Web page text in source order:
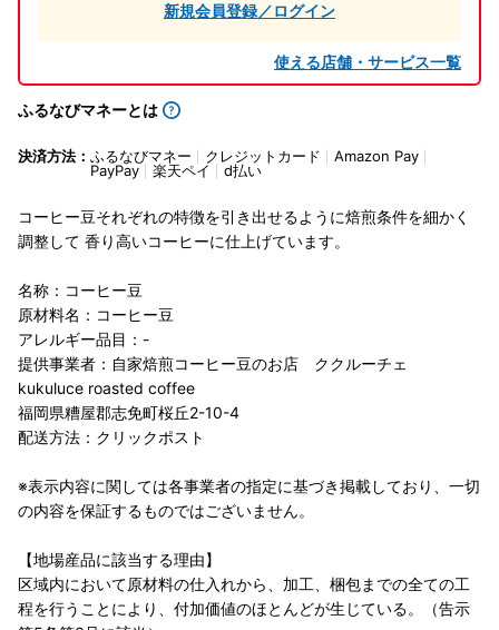
新規会員登録／ログイン
使える店舗・サービス一覧
ふるなびマネーとは
決済方法： ふるなびマネー クレジットカード
Amazon Pay
PayPay
楽天ペイ d払い
コーヒー豆それぞれの特徴を引き出せるように焙煎条件を細かく
調整して 香り高いコーヒーに仕上げています。
名称：コーヒー豆
原材料名：コーヒー豆
アレルギー品目：-
提供事業者：自家焙煎コーヒー豆のお店 ククルーチェ
kukuluce roasted coffee
福岡県糟屋郡志免町桜丘2-10-4
配送方法：クリックポスト
※表示内容に関しては各事業者の指定に基づき掲載しており、一切
の内容を保証するものではございません。
【地場産品に該当する理由】
区域内において原材料の仕入れから、加工、梱包までの全ての工
程を行うことにより、付加価値のほとんどが生じている。（告示